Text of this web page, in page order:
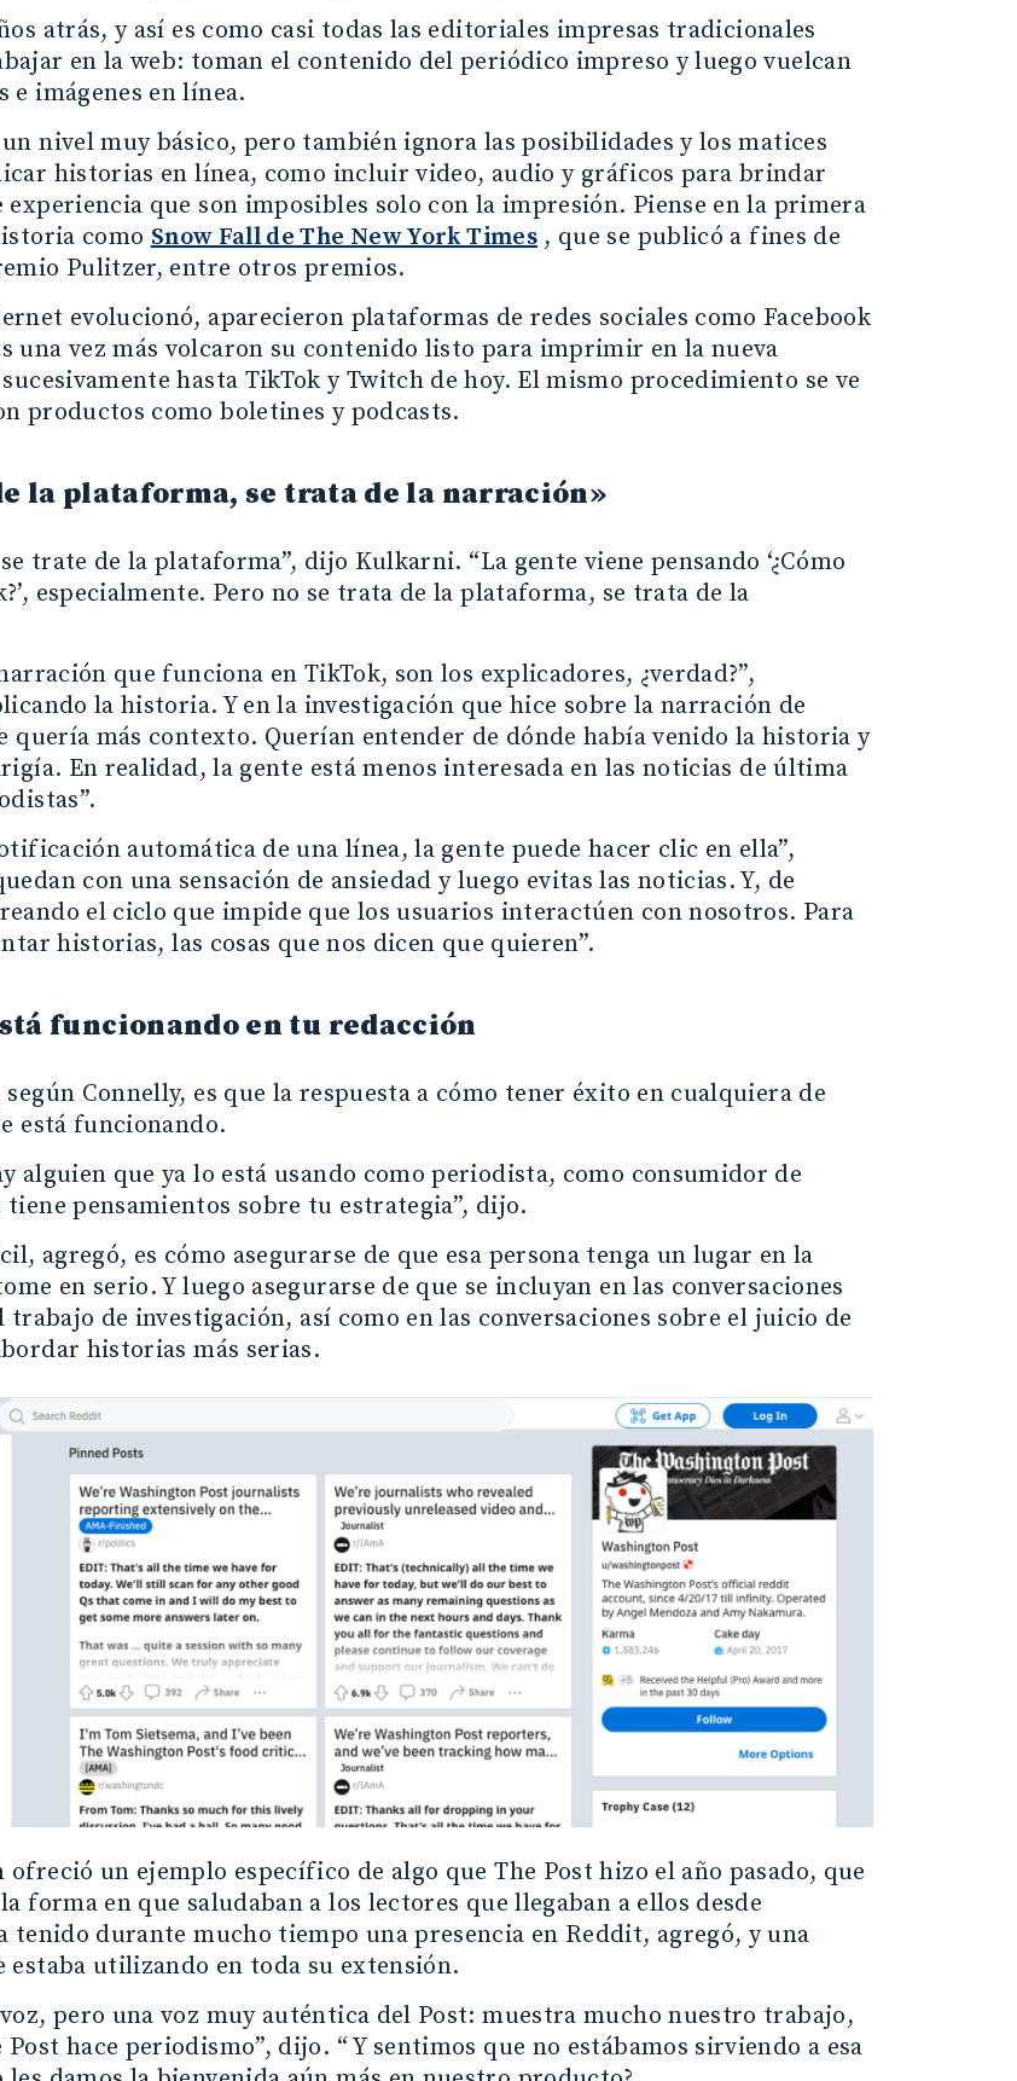
atrás, y así es como casi todas las editoriales impresas tradicionales
en la web: toman el contenido del periódico impreso y luego vuelcan
e imágenes en línea.
nivel muy básico, pero también ignora las posibilidades y los matices
historias en línea, como incluir video, audio y gráficos para brindar
experiencia que son imposibles solo con la impresión. Piense en la primera
comoSnow Fall de The New York Times, que se publicó a fines de
Pulitzer, entre otros premios.
evolucionó, aparecieron plataformas de redes sociales como Facebook
una vez más volcaron su contenido listo para imprimir en la nueva
hasta TikTok y Twitch de hoy. El mismo procedimiento se ve
productos como boletines y podcasts.
la plataforma, se trata de la narración»
trate de la plataforma”, dijo Kulkarni. “La gente viene pensando ‘¿Cómo
especialmente. Pero no se trata de la plataforma, se trata de la
que funciona en TikTok, son los explicadores, ¿verdad?”,
la historia. Y en la investigación que hice sobre la narración de
quería más contexto. Querían entender de dónde había venido la historia y
En realidad, la gente está menos interesada en las noticias de última
automática de una línea, la gente puede hacer clic en ella”,
con una sensación de ansiedad y luego evitas las noticias. Y, de
el ciclo que impide que los usuarios interactúen con nosotros. Para
historias, las cosas que nos dicen que quieren”.
funcionando en tu redacción
Connelly, es que la respuesta a cómo tener éxito en cualquiera de
está funcionando.
alguien que ya lo está usando como periodista, como consumidor de
pensamientos sobre tu estrategia”, dijo.
agregó, es cómo asegurarse de que esa persona tenga un lugar en la
en serio. Y luego asegurarse de que se incluyan en las conversaciones
trabajo de investigación, así como en las conversaciones sobre el juicio de
historias más serias.
un ejemplo específico de algo que The Post hizo el año pasado, que
forma en que saludaban a los lectores que llegaban a ellos desde
tenido durante mucho tiempo una presencia en Reddit, agregó, y una
estaba utilizando en toda su extensión.
pero una voz muy auténtica del Post: muestra mucho nuestro trabajo,
hace periodismo”, dijo. “ Y sentimos que no estábamos sirviendo a esa